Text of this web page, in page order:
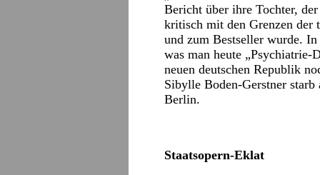
Bericht über ihre Tochter,
kritisch mit den Grenzen der
und zum Bestseller wurde.
was man heute „Psychiatrie-
neuen deutschen Republik
Sibylle Boden-Gerstner
Berlin.
Staatsopern-Eklat